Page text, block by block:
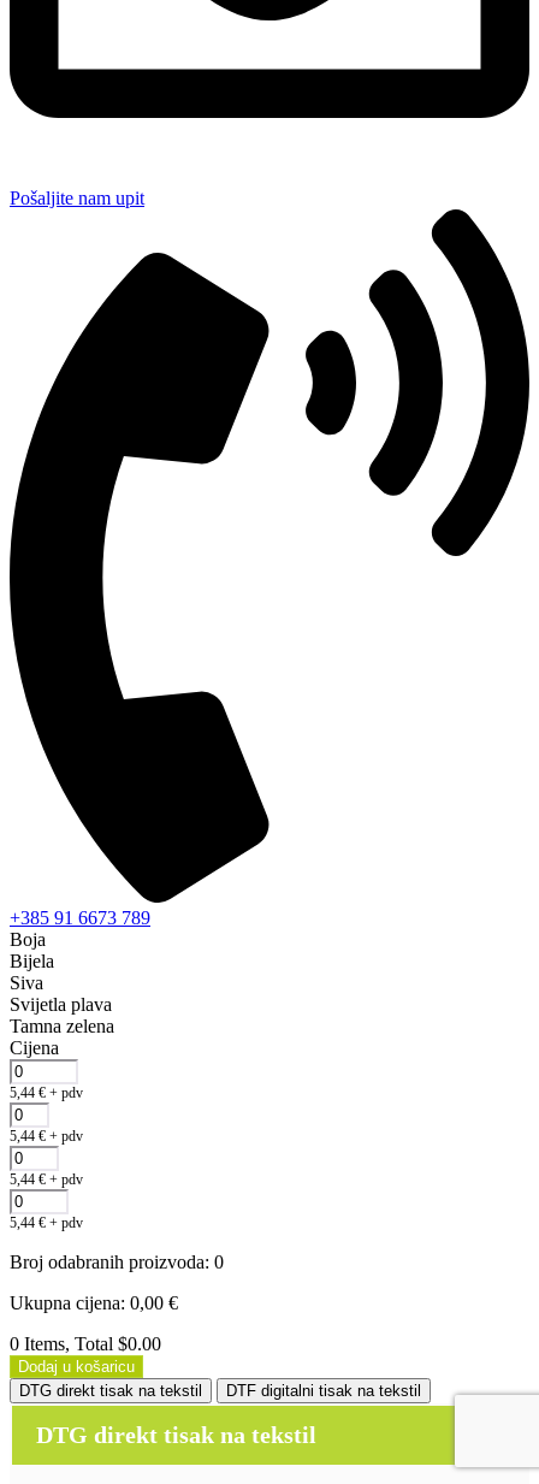
Pošaljite nam upit
+385 91 6673 789
Boja
Bijela
Siva
Svijetla plava
Tamna zelena
Cijena
5,44 € + pdv
5,44 € + pdv
5,44 € + pdv
5,44 € + pdv
Broj odabranih proizvoda: 0
Ukupna cijena: 0,00 €
0 Items, Total $0.00
Dodaj u košaricu
DTG direkt tisak na tekstil
DTF digitalni tisak na tekstil
DTG direkt tisak na tekstil